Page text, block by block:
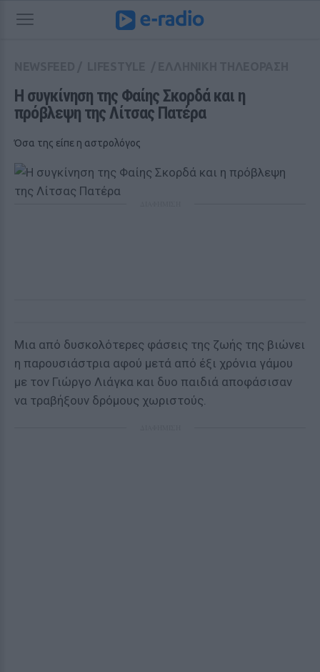
Η συγκίνηση της Φαίης Σκορδά και η
πρόβλεψη της Λίτσας Πατέρα
Όσα της είπε η αστρολόγος
Μια από δυσκολότερες φάσεις της ζωής της βιώνει
η παρουσιάστρια αφού μετά από έξι χρόνια γάμου
με τον Γιώργο Λιάγκα και δυο παιδιά αποφάσισαν
να τραβήξουν δρόμους χωριστούς.